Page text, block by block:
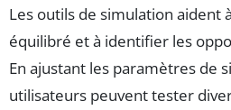
Les outils de simulation aident
équilibré et à identifier les
En ajustant les paramètres de
utilisateurs peuvent tester